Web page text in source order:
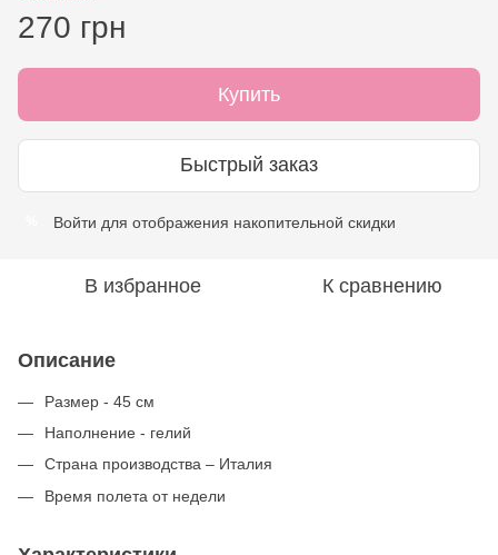
270 грн
Купить
Быстрый заказ
Войти для отображения накопительной скидки
В избранное К сравнению
Описание
Размер - 45 см
Наполнение - гелий
Страна производства – Италия
Время полета от недели